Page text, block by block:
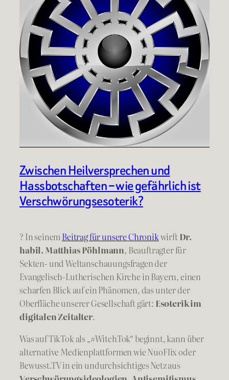
Zwischen Heilversprechen und
Hassbotschaften – wie gefährlich ist
Verschwörungsesoterik?
? In seinemBeitrag für unsere Chronikwirft Dr.
habil. Matthias Pöhlmann, Beauftragter für
Sekten- und Weltanschauungsfragen der
Evangelisch-Lutherischen Kirche in Bayern, einen
scharfen Blick auf ein Phänomen, das unter der
Oberfläche unserer Gesellschaft gärt: Esoterik im
digitalen Zeitalter.
Was auf TikTok als „#WitchTok“ beginnt, kann über
alternative Medienplattformen wie NuoFlix oder
Bewusst.TV in ein undurchsichtiges Netz aus